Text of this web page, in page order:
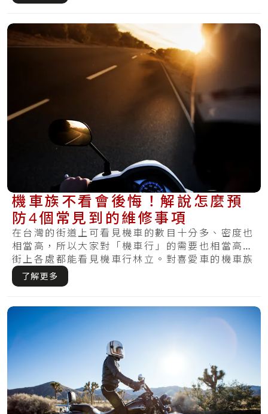
機車族不看會後悔！解說怎麼預
防4個常見到的維修事項
在台灣的街道上可看見機車的數目十分多、密度也
相當高，所以大家對「機車行」的需要也相當高，
街上各處都能看見機車行林立。對喜愛車的機車族
而言.....
了解更多